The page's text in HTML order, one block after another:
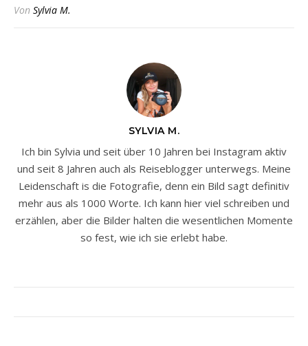
Von Sylvia M.
SYLVIA M.
Ich bin Sylvia und seit über 10 Jahren bei Instagram aktiv
und seit 8 Jahren auch als Reiseblogger unterwegs. Meine
Leidenschaft is die Fotografie, denn ein Bild sagt definitiv
mehr aus als 1000 Worte. Ich kann hier viel schreiben und
erzählen, aber die Bilder halten die wesentlichen Momente
so fest, wie ich sie erlebt habe.